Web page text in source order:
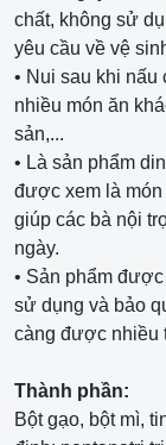
chất, không sử
yêu cầu về vệ
• Nui sau khi nấu
nhiều món ăn
sản,...
• Là sản phẩm
được xem là
giúp các bà nội
ngày.
• Sản phẩm
sử dụng và bảo
càng được nhiều
Thành phần:
Bột gạo, bột mì,